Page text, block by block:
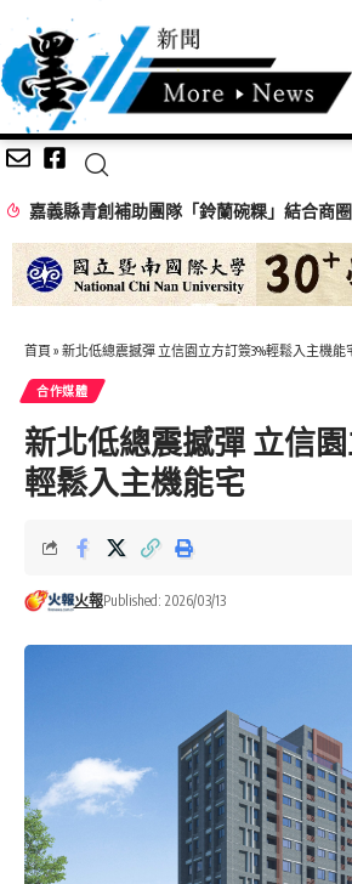
首頁 » 新北低總震撼彈 立信園立方訂簽3%輕鬆入主機能
合作媒體
新北低總震撼彈 立信
輕鬆入主機能宅
火報Published: 2026/03/13